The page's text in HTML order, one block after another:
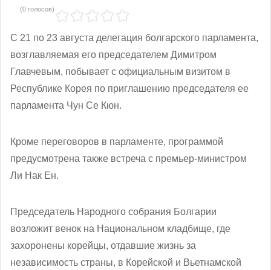
(0 голосов)
С 21 по 23 августа делегация болгарского парламента,
возглавляемая его председателем Димитром
Главчевым, побывает с официальным визитом в
Республике Корея по приглашению председателя ее
парламента Чун Се Кюн.
Кроме переговоров в парламенте, программой
предусмотрена также встреча с премьер-министром
Ли Нак Ен.
Председатель Народного собрания Болгарии
возложит венок на Национальном кладбище, где
захоронены корейцы, отдавшие жизнь за
независимость страны, в Корейской и Вьетнамской